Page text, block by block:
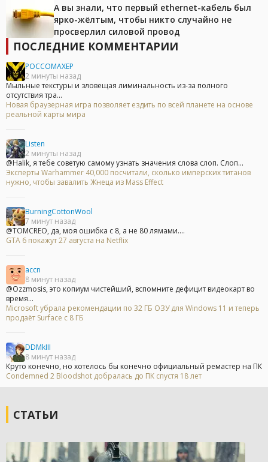
А вы знали, что первый ethernet-кабель был
ярко-жёлтым, чтобы никто случайно не
просверлил силовой провод
ПОСЛЕДНИЕ КОММЕНТАРИИ
POCCOMAXEP
2 минуты назад
Мыльные текстуры и зловещая лиминальность из-за полного
отсутствия тра...
Новая браузерная игра позволяет ездить по всей планете на основе
реальной карты мира
Listen
2 минуты назад
@Halik, я тебе советую самому узнать значения слова слоп. Слоп...
Эксперты Warhammer 40,000 посчитали, сколько имперских титанов
нужно, чтобы завалить Жнеца из Mass Effect
BurningCottonWool
7 минут назад
@TOMCREO, да, моя ошибка с 8, а не 80 лямами....
GTA 6 покажут 27 августа на Netflix
accn
8 минут назад
@Ozzmosis, это копиум чистейший, вспомните дефицит видеокарт во
время...
Microsoft убрала рекомендации по 32 ГБ ОЗУ для Windows 11 и теперь
продаёт Surface с 8 ГБ
DDMkIII
8 минут назад
Круто конечно, но хотелось бы конечно официальный ремастер на ПК
Condemned 2 Bloodshot добралась до ПК спустя 18 лет
СТАТЬИ